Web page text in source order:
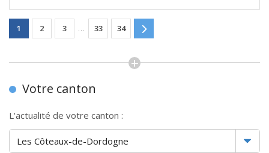
1 2 3 … 33 34
Votre canton
L'actualité de votre canton :